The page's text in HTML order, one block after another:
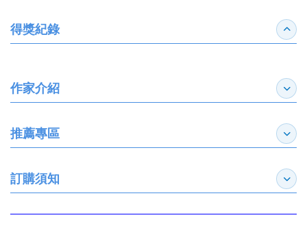
得獎紀錄 收合
作家介紹 展開
推薦專區 展開
訂購須知 展開